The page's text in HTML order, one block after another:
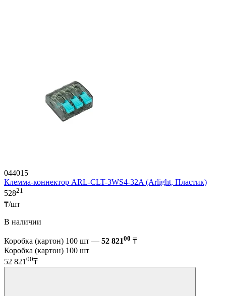
044015
Клемма-коннектор ARL-CLT-3WS4-32A (Arlight, Пластик)
52821
₸/шт
В наличии
Коробка (картон) 100 шт — 52 82100 ₸
Коробка (картон) 100 шт
52 821 00₸